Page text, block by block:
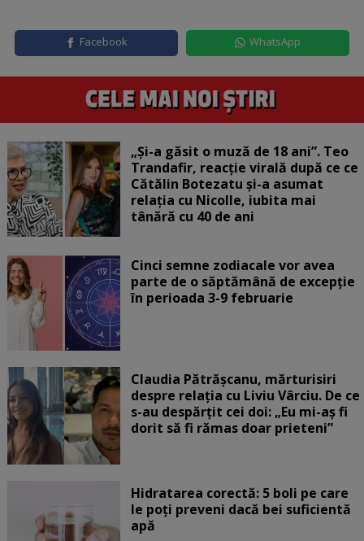
Facebook WhatsApp
„Și-a găsit o muză de 18 ani”. Teo
Trandafir, reacție virală după ce ce
Cătălin Botezatu și-a asumat
relația cu Nicolle, iubita mai
tânără cu 40 de ani
Cinci semne zodiacale vor avea
parte de o săptămână de excepție
în perioada 3-9 februarie
Claudia Pătrășcanu, mărturisiri
despre relația cu Liviu Vârciu. De ce
s-au despărțit cei doi: „Eu mi-aș fi
dorit să fi rămas doar prieteni”
Hidratarea corectă: 5 boli pe care
le poți preveni dacă bei suficientă
apă